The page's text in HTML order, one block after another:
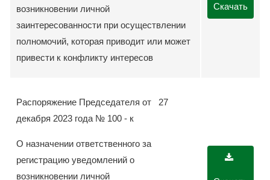
возникновении личной
заинтересованности при осуществлении
полномочий, которая приводит или может
привести к конфликту интересов
Скачать
Распоряжение Председателя от 27
декабря 2023 года № 100 - к
О назначении ответственного за
регистрацию уведомлений о
возникновении личной